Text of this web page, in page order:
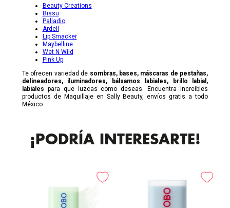
Beauty Creations
Bissu
Palladio
Ardell
Lip Smacker
Maybelline
Wet N Wild
Pink Up
Te ofrecen variedad de sombras, bases, máscaras de pestañas,
delineadores, iluminadores, bálsamos labiales, brillo labial,
labiales para que luzcas como deseas. Encuentra increíbles
productos de Maquillaje en Sally Beauty, envíos gratis a todo
México
¡PODRÍA INTERESARTE!